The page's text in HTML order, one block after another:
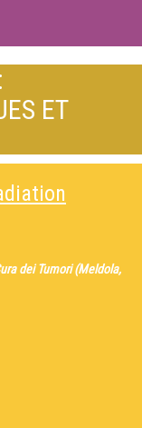
ET
dei Tumori (Meldola,